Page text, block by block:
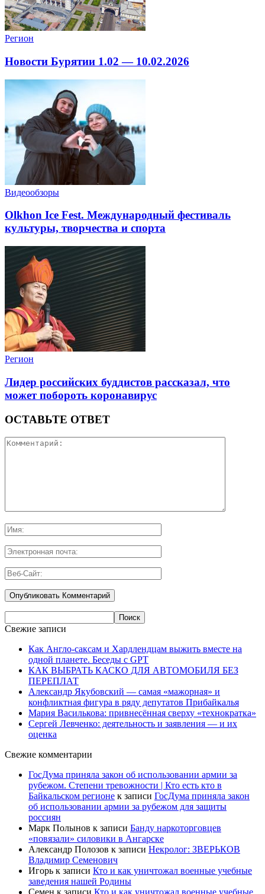
Регион
Новости Бурятии 1.02 — 10.02.2026
Видеообзоры
Olkhon Ice Fest. Международный фестиваль
культуры, творчества и спорта
Регион
Лидер российских буддистов рассказал, что
может побороть коронавирус
ОСТАВЬТЕ ОТВЕТ
Свежие записи
Как Англо-саксам и Хардлендцам выжить вместе на
одной планете. Беседы с GPT
КАК ВЫБРАТЬ КАСКО ДЛЯ АВТОМОБИЛЯ БЕЗ
ПЕРЕПЛАТ
Александр Якубовский — самая «мажорная» и
конфликтная фигура в ряду депутатов Прибайкалья
Мария Василькова: привнесённая сверху «технократка»
Сергей Левченко: деятельность и заявления — и их
оценка
Свежие комментарии
ГосДума приняла закон об использовании армии за
рубежом. Степени тревожности | Кто есть кто в
Байкальском регионе к записи ГосДума приняла закон
об использовании армии за рубежом для защиты
россиян
Марк Полынов к записи Банду наркоторговцев
«повязали» силовики в Ангарске
Александр Полозов к записи Некролог: ЗВЕРЬКОВ
Владимир Семенович
Игорь к записи Кто и как уничтожал военные учебные
заведения нашей Родины